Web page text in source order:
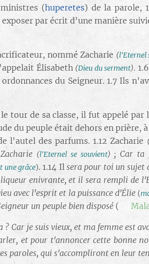
(huperetes) de la parole,
par écrit d'une manière
nommé Zacharie (l'Eternel
Élisabeth (Dieu du serment).
du Seigneur. 1.7 Ils
tour de sa classe, il fut appelé par
du peuple était dehors en prière,
l'autel des parfums. 1.12 Zacharie
(l'Eternel se souvient) ; Car ta
une grâce). 1.14 Ilsera pour toi un sujet
enivrante, et il sera rempli de
avec l'esprit et la puissance d'Élie (
un peuple bien disposé (➡️
Car je suis vieux, et ma femme est
et pour t'annoncer cette bonne
paroles, qui s'accompliront en leur